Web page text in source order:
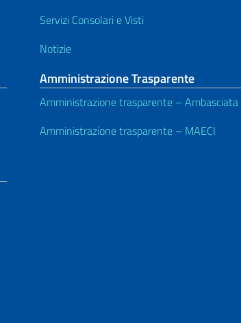
Servizi Consolari e Visti
Notizie
Amministrazione Trasparente
Amministrazione trasparente – Ambasciata
Amministrazione trasparente – MAECI